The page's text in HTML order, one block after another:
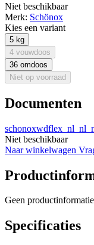
Niet beschikbaar
Merk: Schönox
Kies een variant
5 kg
4 vouwdoos
36 omdoos
Niet op voorraad
Documenten
Niet beschikbaar
Naar winkelwagen
Geen
Specificaties